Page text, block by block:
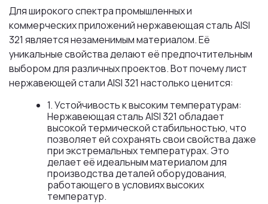
Для широкого спектра промышленных и
коммерческих приложений нержавеющая сталь AISI
321 является незаменимым материалом. Её
уникальные свойства делают её предпочтительным
выбором для различных проектов. Вот почему лист
нержавеющей стали AISI 321 настолько ценится:
1. Устойчивость к высоким температурам:
Нержавеющая сталь AISI 321 обладает
высокой термической стабильностью, что
позволяет ей сохранять свои свойства даже
при экстремальных температурах. Это
делает её идеальным материалом для
производства деталей оборудования,
работающего в условиях высоких
температур.